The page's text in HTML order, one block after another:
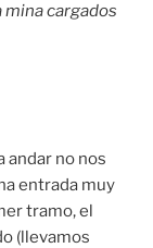
cargados
andar no nos
entrada muy
tramo, el
(llevamos